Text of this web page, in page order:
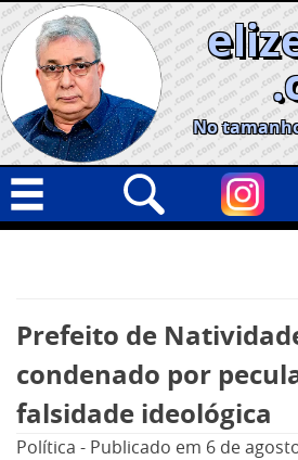
Skip
to
content
No
Cidades
Política
Nacional
Opinião
Prefeito de
condenado por
falsidade ideológica
Política - Publicado em 6 de